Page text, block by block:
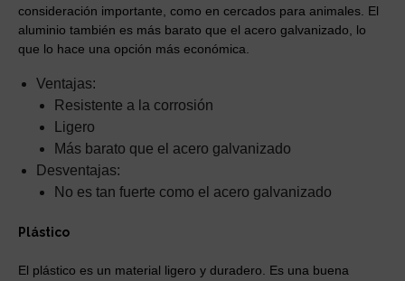
consideración importante, como en cercados para animales. El
aluminio también es más barato que el acero galvanizado, lo
que lo hace una opción más económica.
Ventajas:
Resistente a la corrosión
Ligero
Más barato que el acero galvanizado
Desventajas:
No es tan fuerte como el acero galvanizado
Plástico
El plástico es un material ligero y duradero. Es una buena